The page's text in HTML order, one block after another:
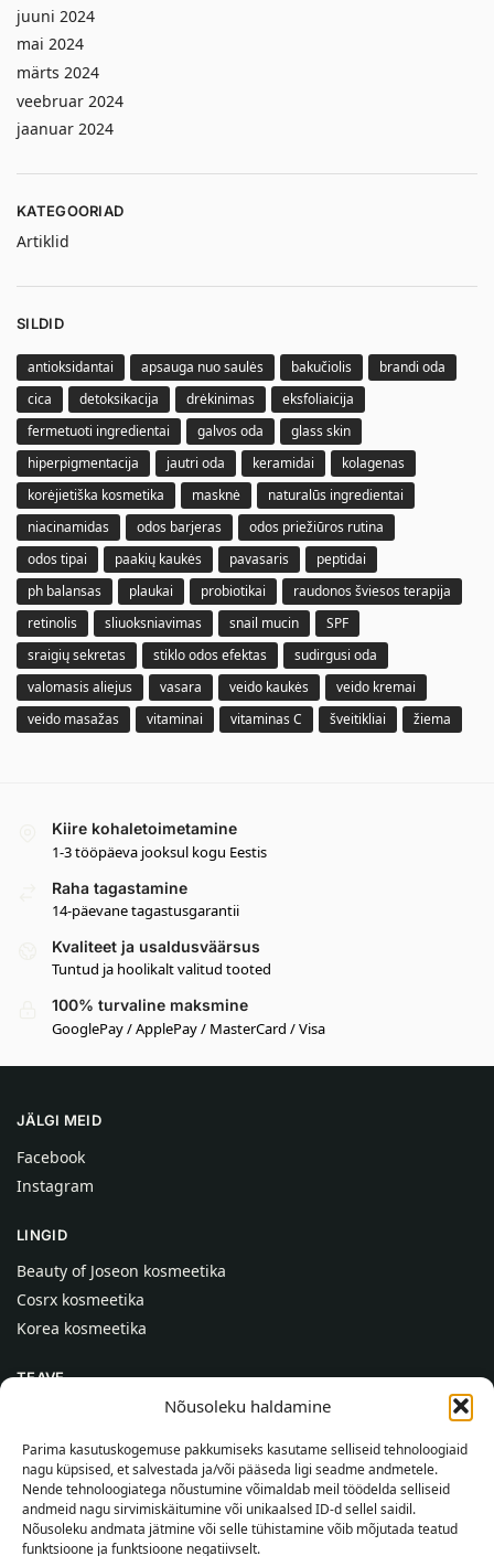
Nõusoleku haldamine
Parima kasutuskogemuse pakkumiseks kasutame selliseid tehnoloogiaid
nagu küpsised, et salvestada ja/või pääseda ligi seadme andmetele.
Nende tehnoloogiatega nõustumine võimaldab meil töödelda selliseid
andmeid nagu sirvimiskäitumine või unikaalsed ID-d sellel saidil.
Nõusoleku andmata jätmine või selle tühistamine võib mõjutada teatud
funktsioone ja funktsioone negatiivselt.
juuni 2024
mai 2024
märts 2024
veebruar 2024
jaanuar 2024
KATEGOORIAD
Artiklid
SILDID
antioksidantai apsauga nuo saulės bakučiolis
brandi oda
cica
detoksikacija drėkinimas
eksfoliaicija
fermetuoti ingredientai
galvos oda
glass skin
hiperpigmentacija
jautri oda keramidai
kolagenas
korėjietiška kosmetika
masknė
naturalūs ingredientai
niacinamidas
odos barjeras
odos priežiūros rutina
odos tipai
paakių kaukės pavasaris
peptidai
ph balansas
plaukai probiotikai
raudonos šviesos terapija
retinolis
sliuoksniavimas snail mucin
SPF
sraigių sekretas
stiklo odos efektas
sudirgusi oda
valomasis aliejus
vasara veido kaukės
veido kremai
veido masažas
vitaminai vitaminas C šveitikliai žiema
Kiire kohaletoimetamine
1-3 tööpäeva jooksul kogu Eestis
Raha tagastamine
14-päevane tagastusgarantii
Kvaliteet ja usaldusväärsus
Tuntud ja hoolikalt valitud tooted
100% turvaline maksmine
GooglePay / ApplePay / MasterCard / Visa
JÄLGI MEID
Facebook
Instagram
LINGID
Beauty of Joseon kosmeetika
Cosrx kosmeetika
Korea kosmeetika
TEAVE
Kontaktid
Abi
TEAVE OSTJALE